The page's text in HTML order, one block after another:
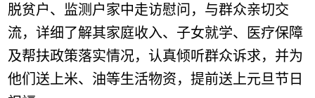
脱贫户、监测户家中走访慰问，与群众亲切交
流，详细了解其家庭收入、子女就学、医疗保障
及帮扶政策落实情况，认真倾听群众诉求，并为
他们送上米、油等生活物资，提前送上元旦节日